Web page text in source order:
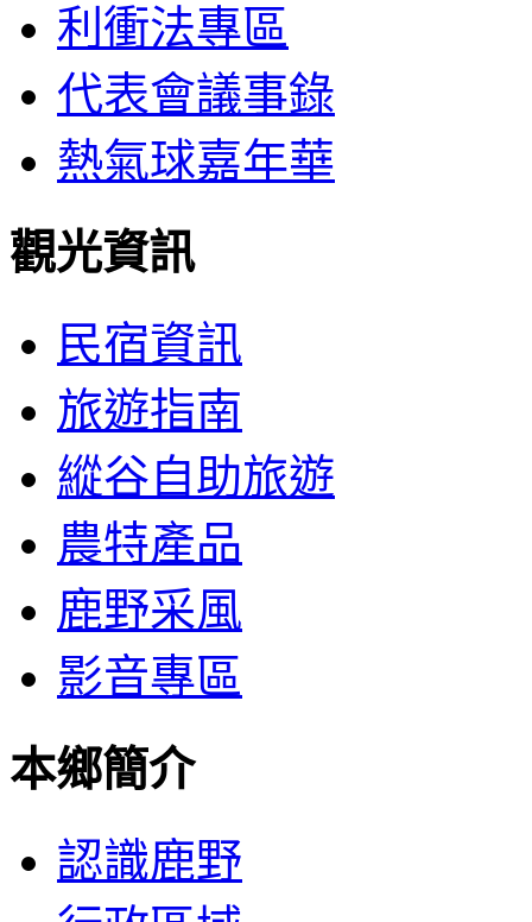
利衝法專區
代表會議事錄
熱氣球嘉年華
觀光資訊
民宿資訊
旅遊指南
縱谷自助旅遊
農特產品
鹿野采風
影音專區
本鄉簡介
認識鹿野